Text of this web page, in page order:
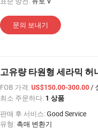
문의 보내기
고유량 타원형 세라믹 허
FOB 가격:US$150.00-300.00/
최소 주문하다: 1 상품
판매 후 서비스:Good Service
유형: 촉매 변환기